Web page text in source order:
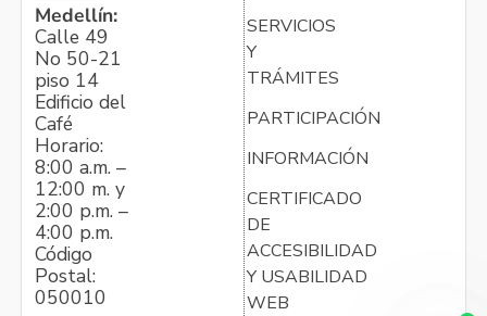
Medellín:
Calle 49
No 50-21
piso 14
Edificio del
Café
Horario:
8:00 a.m. –
12:00 m. y
2:00 p.m. –
4:00 p.m.
Código
Postal:
050010
SERVICIOS
Y
TRÁMITES
PARTICIPACIÓN
INFORMACIÓN
CERTIFICADO
DE
ACCESIBILIDAD
Y USABILIDAD
WEB